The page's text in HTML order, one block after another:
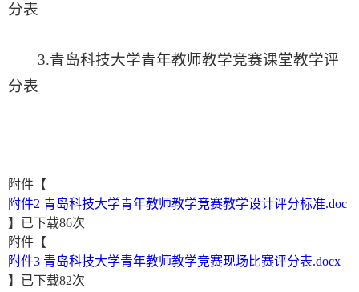
分表
3.青岛科技大学青年教师教学竞赛课堂教学评
分表
附件【
附件2 青岛科技大学青年教师教学竞赛教学设计评分标准.doc
】已下载86次
附件【
附件3 青岛科技大学青年教师教学竞赛现场比赛评分表.docx
】已下载82次